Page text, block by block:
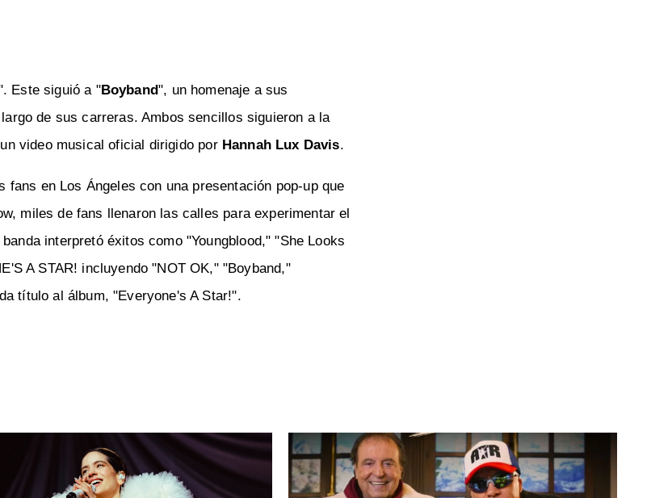
Este siguió a "Boyband", un homenaje a sus
de sus carreras. Ambos sencillos siguieron a la
video musical oficial dirigido por Hannah Lux Davis.
fans en Los Ángeles con una presentación pop-up que
miles de fans llenaron las calles para experimentar el
interpretó éxitos como "Youngblood," "She Looks
A STAR! incluyendo "NOT OK," "Boyband,"
título al álbum, "Everyone's A Star!".